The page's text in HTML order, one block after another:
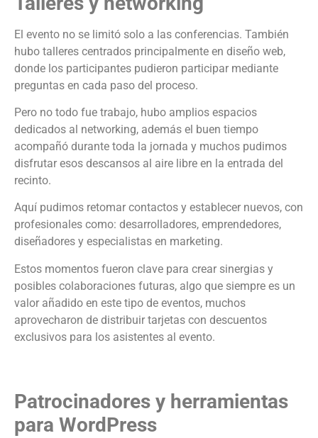
El evento no se limitó solo a las conferencias. También
hubo talleres centrados principalmente en diseño web,
donde los participantes pudieron participar mediante
preguntas en cada paso del proceso.
Pero no todo fue trabajo, hubo amplios espacios
dedicados al networking, además el buen tiempo
acompañó durante toda la jornada y muchos pudimos
disfrutar esos descansos al aire libre en la entrada del
recinto.
Aquí pudimos retomar contactos y establecer nuevos, con
profesionales como: desarrolladores, emprendedores,
diseñadores y especialistas en marketing.
Estos momentos fueron clave para crear sinergias y
posibles colaboraciones futuras, algo que siempre es un
valor añadido en este tipo de eventos, muchos
aprovecharon de distribuir tarjetas con descuentos
exclusivos para los asistentes al evento.
Patrocinadores y herramientas
para WordPress